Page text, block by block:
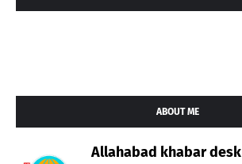
ABOUT ME
Allahabad khabar desk